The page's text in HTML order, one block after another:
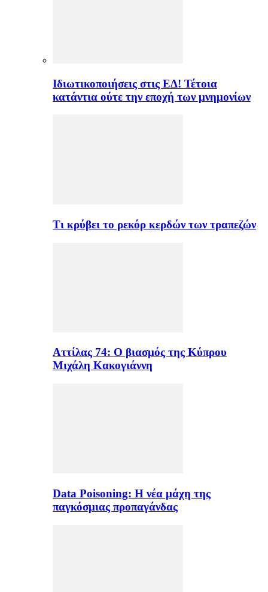
Ιδιωτικοποιήσεις στις ΕΔ! Τέτοια
κατάντια ούτε την εποχή των μνημονίων
Τι κρύβει το ρεκόρ κερδών των τραπεζών
Αττίλας 74: Ο βιασμός της Κύπρου
Μιχάλη Κακογιάννη
Data Poisoning: Η νέα μάχη της
παγκόσμιας προπαγάνδας